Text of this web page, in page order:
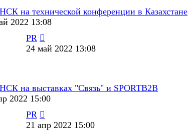
на технической конференции в Казахстане
2022 13:08
PR
24 май 2022 13:08
на выставках "Связь" и SPORTB2B
2022 15:00
PR
21 апр 2022 15:00